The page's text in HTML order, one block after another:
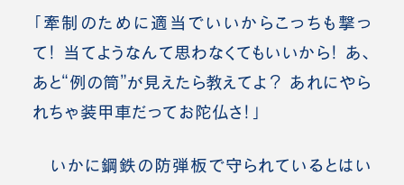
「牽制のために適当でいいからこっちも撃っ
て！ 当てようなんて思わなくてもいいから！ あ、
あと“例の筒”が見えたら教えてよ？ あれにやら
れちゃ装甲車だってお陀仏さ！」
いかに鋼鉄の防弾板で守られているとはい